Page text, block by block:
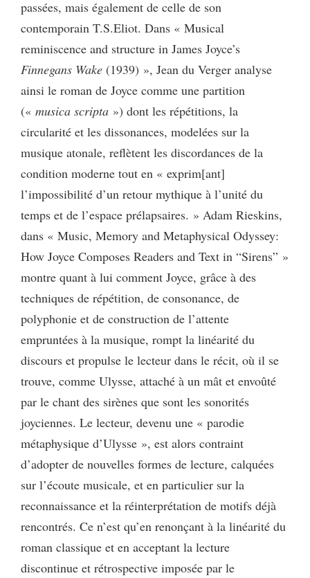
passées, mais également de celle de son
contemporain T.S.Eliot. Dans « Musical
reminiscence and structure in James Joyce’s
Finnegans Wake (1939) », Jean du Verger analyse
ainsi le roman de Joyce comme une partition
(« musica scripta ») dont les répétitions, la
circularité et les dissonances, modelées sur la
musique atonale, reflètent les discordances de la
condition moderne tout en « exprim[ant]
l’impossibilité d’un retour mythique à l’unité du
temps et de l’espace prélapsaires. » Adam Rieskins,
dans « Music, Memory and Metaphysical Odyssey:
How Joyce Composes Readers and Text in “Sirens” »
montre quant à lui comment Joyce, grâce à des
techniques de répétition, de consonance, de
polyphonie et de construction de l’attente
empruntées à la musique, rompt la linéarité du
discours et propulse le lecteur dans le récit, où il se
trouve, comme Ulysse, attaché à un mât et envoûté
par le chant des sirènes que sont les sonorités
joyciennes. Le lecteur, devenu une « parodie
métaphysique d’Ulysse », est alors contraint
d’adopter de nouvelles formes de lecture, calquées
sur l’écoute musicale, et en particulier sur la
reconnaissance et la réinterprétation de motifs déjà
rencontrés. Ce n’est qu’en renonçant à la linéarité du
roman classique et en acceptant la lecture
discontinue et rétrospective imposée par le